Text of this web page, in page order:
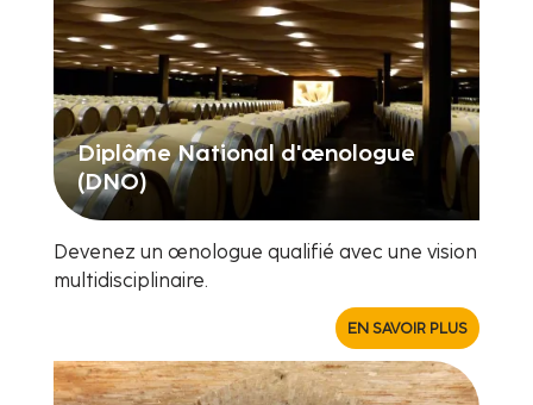
Diplôme National d'œnologue
(DNO)
Devenez un œnologue qualifié avec une vision
multidisciplinaire.
EN SAVOIR PLUS